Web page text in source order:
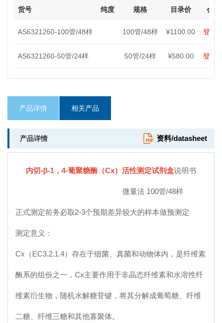
货号 纯度 规格 目录价 会员
AS6321260-100管/48样 100管/48样 ¥1100.00 登录
AS6321260-50管/24样 50管/24样 ¥580.00 登录
产品详情 相关产品
产品详情 资料/datasheet
内切-β-1，4-葡聚糖酶（Cx）活性测定试剂盒说明书
微量法 100管/48样
正式测定前务必取2-3个预期差异较大的样本做预测定
测定意义：
Cx（EC3.2.1.4） 存在于细菌、真菌和动物体内，是纤维素
酶系的组份之一， Cx主要作用于非晶态纤维素和水溶性纤
维素衍生物，随机水解糖苷键，将其分解成葡萄糖、纤维
二糖、纤维三糖和其他寡聚体。